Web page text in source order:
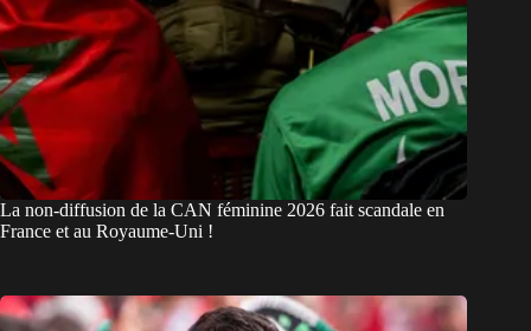
La non-diffusion de la CAN féminine 2026 fait scandale en
France et au Royaume-Uni !